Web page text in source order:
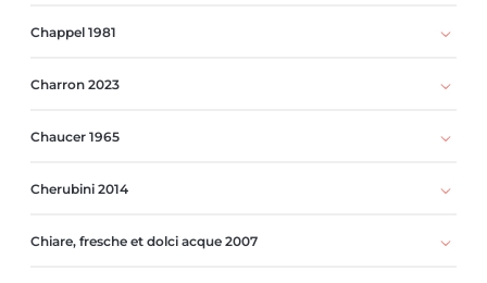
Chappel 1981
Charron 2023
Chaucer 1965
Cherubini 2014
Chiare, fresche et dolci acque 2007